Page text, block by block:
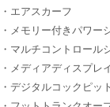
・エアスカーフ
・メモリー付きパワー
・マルチコントロール
・メディアディスプレ
・デジタルコックピッ